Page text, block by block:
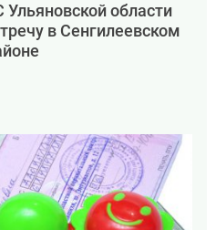
области
в Сенгилеевском